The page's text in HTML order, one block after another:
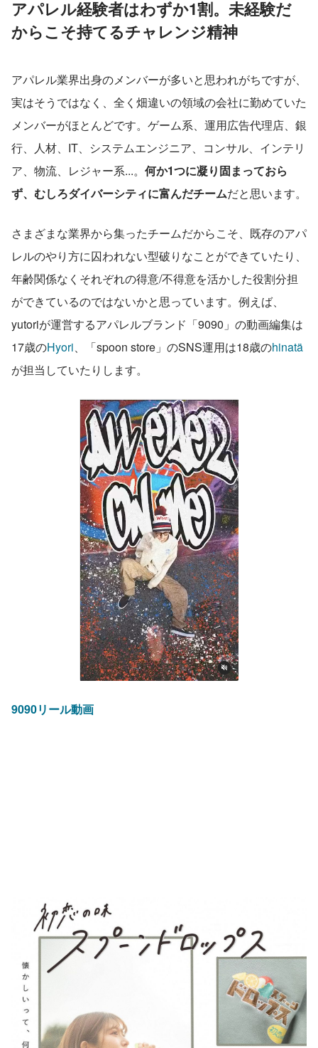
アパレル経験者はわずか1割。未経験だ
からこそ持てるチャレンジ精神
アパレル業界出身のメンバーが多いと思われがちですが、
実はそうではなく、全く畑違いの領域の会社に勤めていた
メンバーがほとんどです。ゲーム系、運用広告代理店、銀
行、人材、IT、システムエンジニア、コンサル、インテリ
ア、物流、レジャー系...。 何か1つに凝り固まっておら
ず、むしろダイバーシティに富んだチームだと思います。
さまざまな業界から集ったチームだからこそ、既存のアパ
レルのやり方に囚われない型破りなことができていたり、
年齢関係なくそれぞれの得意/不得意を活かした役割分担
ができているのではないかと思っています。例えば、
yutoriが運営するアパレルブランド「9090」の動画編集は
17歳のHyori、「spoon store」のSNS運用は18歳のhinatä
が担当していたりします。
9090リール動画